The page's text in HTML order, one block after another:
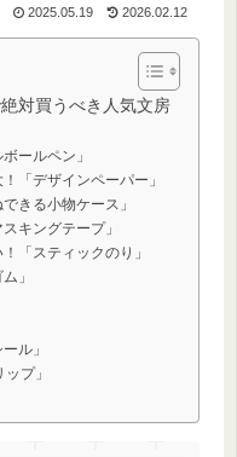
2025.05.19 2026.02.12
対買うべき人気文房
ールペン」
「デザインペーパー」
きる小物ケース」
キングテープ」
「スティックのり」
」
ル」
プ」